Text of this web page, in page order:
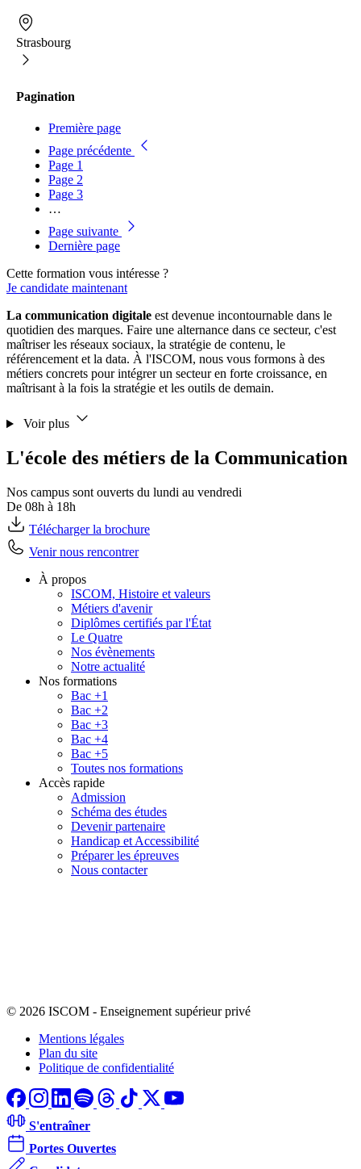
Strasbourg
Pagination
Première page
Page précédente
Page 1
Page 2
Page 3
…
Page suivante
Dernière page
Cette formation vous intéresse ?
Je candidate maintenant
La communication digitale est devenue incontournable dans le
quotidien des marques. Faire une alternance dans ce secteur, c'est
maîtriser les réseaux sociaux, la stratégie de contenu, le
référencement et la data. À l'ISCOM, nous vous formons à des
métiers concrets pour intégrer un secteur en forte croissance, en
maîtrisant à la fois la stratégie et les outils de demain.
Voir plus
L'école des métiers de la Communication
Nos campus sont ouverts du lundi au vendredi
De 08h à 18h
Télécharger la brochure
Venir nous rencontrer
À propos
ISCOM, Histoire et valeurs
Métiers d'avenir
Diplômes certifiés par l'État
Le Quatre
Nos évènements
Notre actualité
Nos formations
Bac +1
Bac +2
Bac +3
Bac +4
Bac +5
Toutes nos formations
Accès rapide
Admission
Schéma des études
Devenir partenaire
Handicap et Accessibilité
Préparer les épreuves
Nous contacter
© 2026 ISCOM - Enseignement supérieur privé
Mentions légales
Plan du site
Politique de confidentialité
S'entraîner
Portes Ouvertes